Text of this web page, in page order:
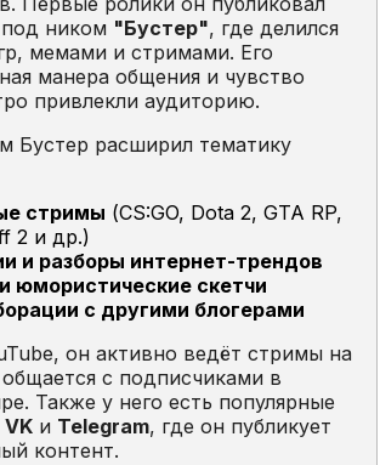
под ником "Бустер", где делился
мемами и стримами. Его
манера общения и чувство
привлекли аудиторию.
Бустер расширил тематику
стримы (CS:GO, Dota 2, GTA RP,
2 и др.)
и разборы интернет-трендов
юмористические скетчи
с другими блогерами
он активно ведёт стримы на
общается с подписчиками в
Также у него есть популярные
VK и Telegram, где он публикует
контент.